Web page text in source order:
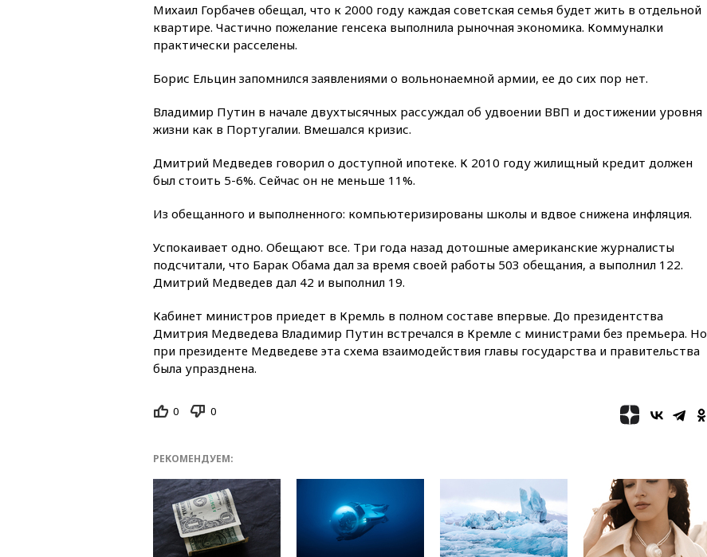
вчера, 22:28 Бессент
анонсировал скорое
получили ножевые ранения
при нападении в Чехии
выделить средства на новые
РЛС для Белгородской
вчера, 21:56The Atlantic: Маск
атак вглубь РФ
уголовное дело
вчера, 21:26Лидеры сборной
РФ по гимнастике получили
официальный отказ в визах от
Пентагон
опубликовал 16 новых видео с
свыше 6,5 тысячи грузовиков
вчера, 20:53Швыдкой:
«Интервидение» точно
пройдет в 2026 году
Михаил Горбачев обещал, что к 2000 году каждая советская семья будет жить в отдельной
квартире. Частично пожелание генсека выполнила рыночная экономика. Коммуналки
практически расселены.
Борис Ельцин запомнился заявлениями о вольнонаемной армии, ее до сих пор нет.
Владимир Путин в начале двухтысячных рассуждал об удвоении ВВП и достижении уровня
жизни как в Португалии. Вмешался кризис.
Дмитрий Медведев говорил о доступной ипотеке. К 2010 году жилищный кредит должен
был стоить 5-6%. Сейчас он не меньше 11%.
Из обещанного и выполненного: компьютеризированы школы и вдвое снижена инфляция.
Успокаивает одно. Обещают все. Три года назад дотошные американские журналисты
подсчитали, что Барак Обама дал за время своей работы 503 обещания, а выполнил 122.
Дмитрий Медведев дал 42 и выполнил 19.
Кабинет министров приедет в Кремль в полном составе впервые. До президентства
Дмитрия Медведева Владимир Путин встречался в Кремле с министрами без премьера. Но
при президенте Медведеве эта схема взаимодействия главы государства и правительства
была упразднена.
0 0
РЕКОМЕНДУЕМ: